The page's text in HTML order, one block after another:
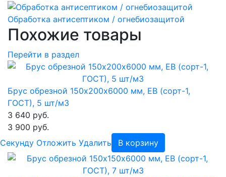
Обработка антисептиком / огнебиозащитой
Похожие товары
Перейти в раздел
Брус обрезной 150х200х6000 мм, ЕВ (сорт-1,
ГОСТ), 5 шт/м3
3 640 руб.
3 900 руб.
Cекунду Отложить Удалить В корзину